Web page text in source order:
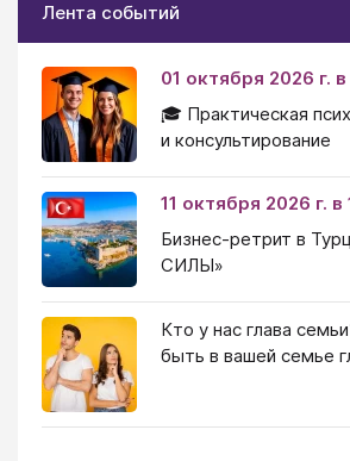
Лента событий
01 октября 2026 г.
🎓 Практическая
и консультирование
11 октября 2026 г. в
Бизнес-ретрит в
СИЛЫ»
Кто у нас глава
быть в вашей семье